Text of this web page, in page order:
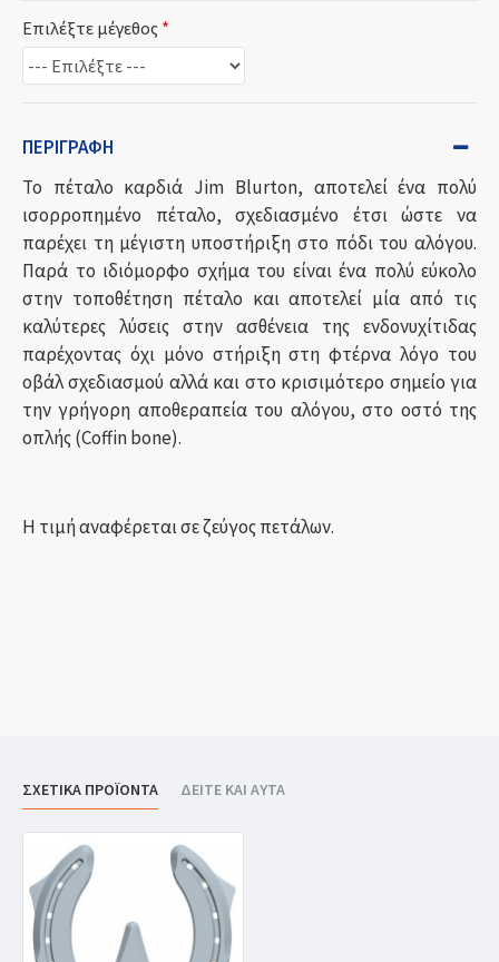
Επιλέξτε μέγεθος
ΠΕΡΙΓΡΑΦΉ
Το πέταλο καρδιά Jim Blurton, αποτελεί ένα πολύ
ισορροπημένο πέταλο, σχεδιασμένο έτσι ώστε να
παρέχει τη μέγιστη υποστήριξη στο πόδι του αλόγου.
Παρά το ιδιόμορφο σχήμα του είναι ένα πολύ εύκολο
στην τοποθέτηση πέταλο και αποτελεί μία από τις
καλύτερες λύσεις στην ασθένεια της ενδονυχίτιδας
παρέχοντας όχι μόνο στήριξη στη φτέρνα λόγο του
οβάλ σχεδιασμού αλλά και στο κρισιμότερο σημείο για
την γρήγορη αποθεραπεία του αλόγου, στο οστό της
οπλής (Coffin bone).
Η τιμή αναφέρεται σε ζεύγος πετάλων.
ΣΧΕΤΙΚΑ ΠΡΟΪΟΝΤΑ ΔΕΙΤΕ ΚΑΙ ΑΥΤΑ